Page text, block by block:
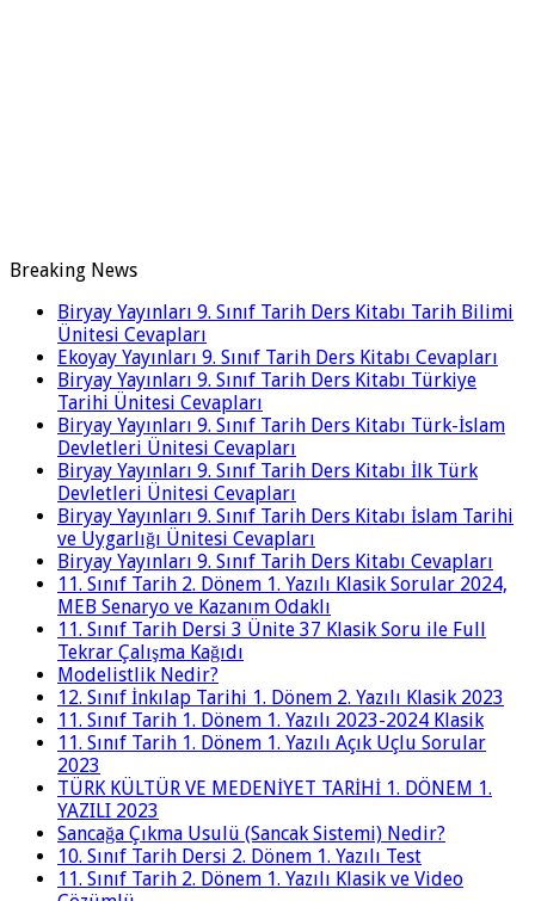
Breaking News
Biryay Yayınları 9. Sınıf Tarih Ders Kitabı Tarih Bilimi
Ünitesi Cevapları
Ekoyay Yayınları 9. Sınıf Tarih Ders Kitabı Cevapları
Biryay Yayınları 9. Sınıf Tarih Ders Kitabı Türkiye
Tarihi Ünitesi Cevapları
Biryay Yayınları 9. Sınıf Tarih Ders Kitabı Türk-İslam
Devletleri Ünitesi Cevapları
Biryay Yayınları 9. Sınıf Tarih Ders Kitabı İlk Türk
Devletleri Ünitesi Cevapları
Biryay Yayınları 9. Sınıf Tarih Ders Kitabı İslam Tarihi
ve Uygarlığı Ünitesi Cevapları
Biryay Yayınları 9. Sınıf Tarih Ders Kitabı Cevapları
11. Sınıf Tarih 2. Dönem 1. Yazılı Klasik Sorular 2024,
MEB Senaryo ve Kazanım Odaklı
11. Sınıf Tarih Dersi 3 Ünite 37 Klasik Soru ile Full
Tekrar Çalışma Kağıdı
Modelistlik Nedir?
12. Sınıf İnkılap Tarihi 1. Dönem 2. Yazılı Klasik 2023
11. Sınıf Tarih 1. Dönem 1. Yazılı 2023-2024 Klasik
11. Sınıf Tarih 1. Dönem 1. Yazılı Açık Uçlu Sorular
2023
TÜRK KÜLTÜR VE MEDENİYET TARİHİ 1. DÖNEM 1.
YAZILI 2023
Sancağa Çıkma Usulü (Sancak Sistemi) Nedir?
10. Sınıf Tarih Dersi 2. Dönem 1. Yazılı Test
11. Sınıf Tarih 2. Dönem 1. Yazılı Klasik ve Video